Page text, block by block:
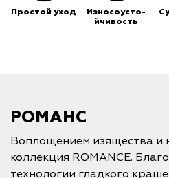
Простой уход
Износоусто-
йчивость
РОМАНС
Воплощением изящества и
коллекция ROMANCE.
технологии гладкого